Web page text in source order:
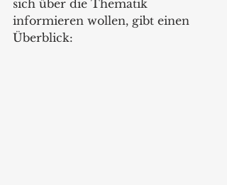
sich über die Thematik
informieren wollen, gibt einen
Überblick: